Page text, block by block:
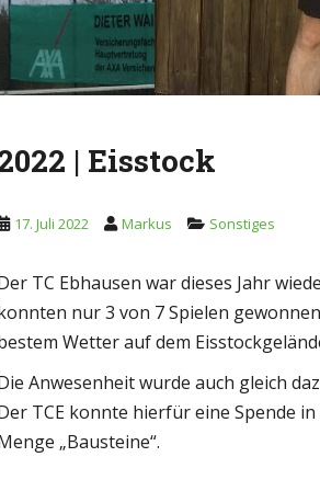
| Eisstock
17. Juli 2022 Markus Sonstiges
TC Ebhausen war dieses Jahr
nur 3 von 7 Spielen
Wetter auf dem
Anwesenheit wurde auch gleich
TCE konnte hierfür eine Spende
„Bausteine“.